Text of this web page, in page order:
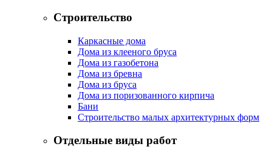
Строительство
Каркасные дома
Дома из клееного бруса
Дома из газобетона
Дома из бревна
Дома из бруса
Дома из поризованного кирпича
Бани
Строительство малых архитектурных форм
Отдельные виды работ